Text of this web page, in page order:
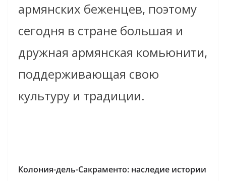
армянских беженцев, поэтому
сегодня в стране большая и
дружная армянская комьюнити,
поддерживающая свою
культуру и традиции.
Колония-дель-Сакраменто: наследие истории